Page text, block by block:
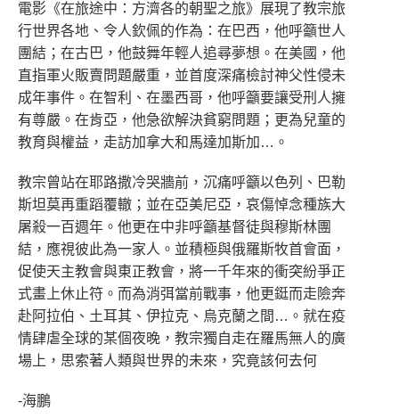
電影《在旅途中：方濟各的朝聖之旅》展現了教宗旅
行世界各地、令人欽佩的作為：在巴西，他呼籲世人
團結；在古巴，他鼓舞年輕人追尋夢想。在美國，他
直指軍火販賣問題嚴重，並首度深痛檢討神父性侵未
成年事件。在智利、在墨西哥，他呼籲要讓受刑人擁
有尊嚴。在肯亞，他急欲解決貧窮問題；更為兒童的
教育與權益，走訪加拿大和馬達加斯加…。
教宗曾站在耶路撒冷哭牆前，沉痛呼籲以色列、巴勒
斯坦莫再重蹈覆轍；並在亞美尼亞，哀傷悼念種族大
屠殺一百週年。他更在中非呼籲基督徒與穆斯林團
結，應視彼此為一家人。並積極與俄羅斯牧首會面，
促使天主教會與東正教會，將一千年來的衝突紛爭正
式畫上休止符。而為消弭當前戰事，他更鋌而走險奔
赴阿拉伯、土耳其、伊拉克、烏克蘭之間…。就在疫
情肆虐全球的某個夜晚，教宗獨自走在羅馬無人的廣
場上，思索著人類與世界的未來，究竟該何去何
-海鵬